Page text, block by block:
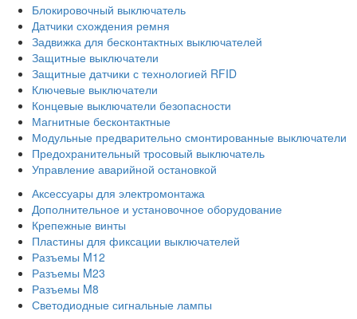
Блокировочный выключатель
Датчики схождения ремня
Задвижка для бесконтактных выключателей
Защитные выключатели
Защитные датчики с технологией RFID
Ключевые выключатели
Концевые выключатели безопасности
Магнитные бесконтактные
Модульные предварительно смонтированные выключатели
Предохранительный тросовый выключатель
Управление аварийной остановкой
Аксессуары для электромонтажа
Дополнительное и установочное оборудование
Крепежные винты
Пластины для фиксации выключателей
Разъемы M12
Разъемы M23
Разъемы M8
Светодиодные сигнальные лампы